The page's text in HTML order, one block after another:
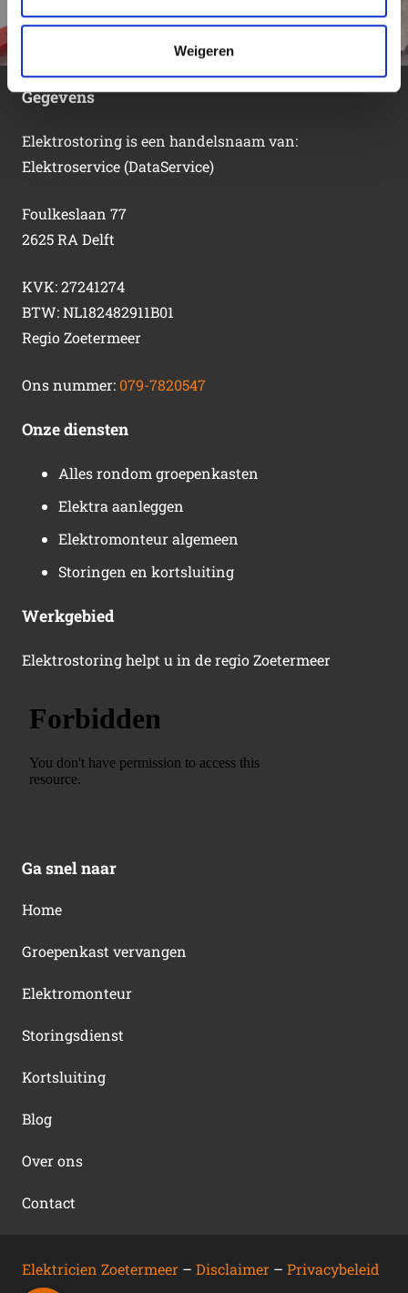
Weigeren
Gegevens
Elektrostoring is een handelsnaam van:
Elektroservice (DataService)
Foulkeslaan 77
2625 RA Delft
KVK: 27241274
BTW: NL182482911B01
Regio Zoetermeer
Ons nummer: 079-7820547
Onze diensten
Alles rondom groepenkasten
Elektra aanleggen
Elektromonteur algemeen
Storingen en kortsluiting
Werkgebied
Elektrostoring helpt u in de regio Zoetermeer
Ga snel naar
Home
Groepenkast vervangen
Elektromonteur
Storingsdienst
Kortsluiting
Blog
Over ons
Contact
Elektricien Zoetermeer – Disclaimer – Privacybeleid